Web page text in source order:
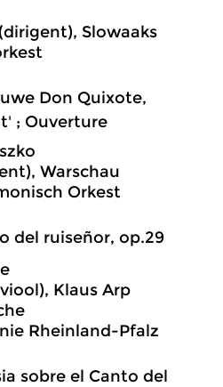
Slowaaks
Don Quixote,
; Ouverture
Warschau
Orkest
del ruiseñor, op.29
Klaus Arp
Rheinland-Pfalz
sobre el Canto del